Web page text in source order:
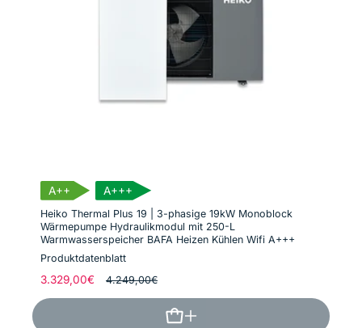
A++ A+++
Heiko Thermal Plus 19 | 3-phasige 19kW Monoblock
Wärmepumpe Hydraulikmodul mit 250-L
Warmwasserspeicher BAFA Heizen Kühlen Wifi A+++
Produktdatenblatt
Normaler
3.329,00€ Verkaufspreis
4.249,00€